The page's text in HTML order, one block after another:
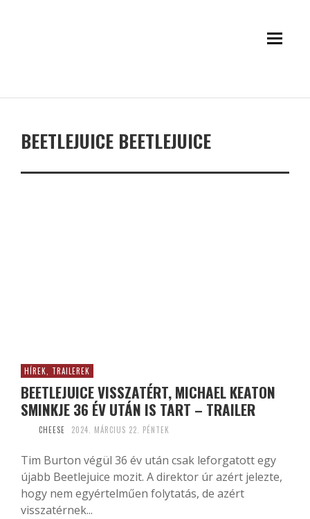
BEETLEJUICE BEETLEJUICE
HÍREK, TRAILEREK
BEETLEJUICE VISSZATÉRT, MICHAEL KEATON
SMINKJE 36 ÉV UTÁN IS TART – TRAILER
CHEESE 2024. MÁRCIUS 22. PÉNTEK
Tim Burton végül 36 év után csak leforgatott egy
újabb Beetlejuice mozit. A direktor úr azért jelezte,
hogy nem egyértelműen folytatás, de azért
visszatérnek...